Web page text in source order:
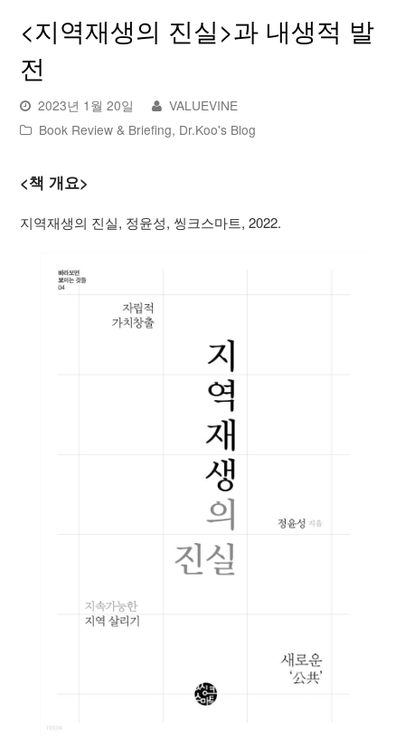
<지역재생의 진실>과 내생적 발
전
2023년 1월 20일
VALUEVINE
Book Review & Briefing, Dr.Koo's Blog
<책 개요>
지역재생의 진실, 정윤성, 씽크스마트, 2022.